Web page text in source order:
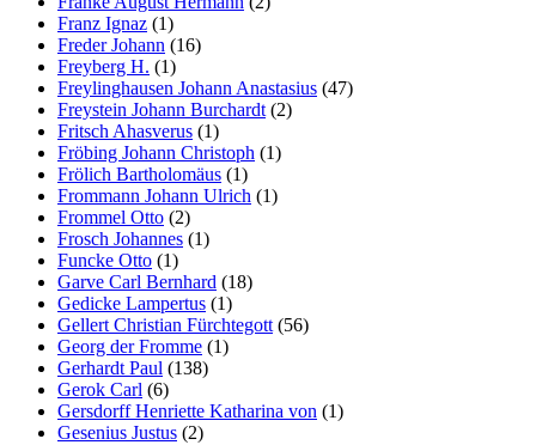
Franz Ignaz (1)
Freder Johann (16)
Freyberg H. (1)
Freylinghausen Johann Anastasius (47)
Freystein Johann Burchardt (2)
Fritsch Ahasverus (1)
Fröbing Johann Christoph (1)
Frölich Bartholomäus (1)
Frommann Johann Ulrich (1)
Frommel Otto (2)
Frosch Johannes (1)
Funcke Otto (1)
Garve Carl Bernhard (18)
Gedicke Lampertus (1)
Gellert Christian Fürchtegott (56)
Georg der Fromme (1)
Gerhardt Paul (138)
Gerok Carl (6)
Gersdorff Henriette Katharina von (1)
Gesenius Justus (2)